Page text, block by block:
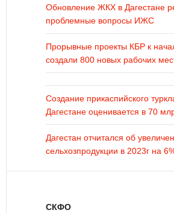
Обновление ЖКХ в Дагестане
проблемные вопросы ИЖС
Прорывные проекты КБР к
создали 800 новых рабочих
Создание прикаспийского
Дагестане оценивается в 70
Дагестан отчитался об
сельхозпродукции в 2023г на
СКФО